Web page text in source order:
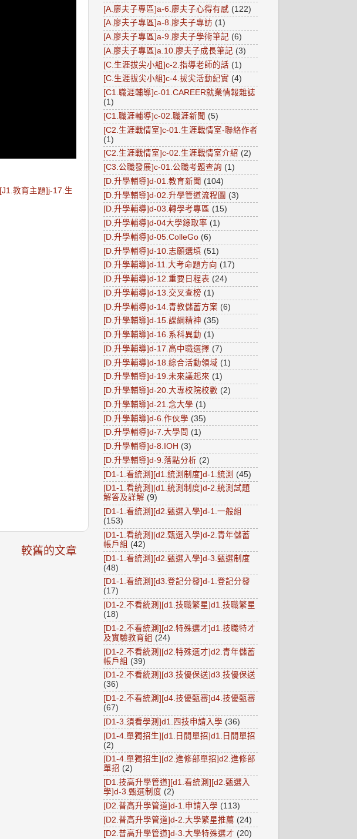
[J1.教育主題]j-17.生
較舊的文章
[A.廖夫子專區]a-6.廖夫子心得有感 (122)
[A.廖夫子專區]a-8.廖夫子專訪 (1)
[A.廖夫子專區]a-9.廖夫子學術筆記 (6)
[A.廖夫子專區]a.10.廖夫子成長筆記 (3)
[C.生涯拔尖小組]c-2.指導老師的話 (1)
[C.生涯拔尖小組]c-4.拔尖活動紀實 (4)
[C1.職涯輔導]c-01.CAREER就業情報雜誌
(1)
[C1.職涯輔導]c-02.職涯新聞 (5)
[C2.生涯戰情室]c-01.生涯戰情室-聯絡作者
(1)
[C2.生涯戰情室]c-02.生涯戰情室介紹 (2)
[C3.公職發展]c-01.公職考題查詢 (1)
[D.升學輔導]d-01.教育新聞 (104)
[D.升學輔導]d-02.升學管道流程圖 (3)
[D.升學輔導]d-03.轉學考專區 (15)
[D.升學輔導]d-04大學錄取率 (1)
[D.升學輔導]d-05.ColleGo (6)
[D.升學輔導]d-10.志願選填 (51)
[D.升學輔導]d-11.大考命題方向 (17)
[D.升學輔導]d-12.重要日程表 (24)
[D.升學輔導]d-13.交叉查榜 (1)
[D.升學輔導]d-14.青教儲蓄方案 (6)
[D.升學輔導]d-15.課綱精神 (35)
[D.升學輔導]d-16.系科異動 (1)
[D.升學輔導]d-17.高中職選擇 (7)
[D.升學輔導]d-18.綜合活動領域 (1)
[D.升學輔導]d-19.未來議起來 (1)
[D.升學輔導]d-20.大專校院校數 (2)
[D.升學輔導]d-21.念大學 (1)
[D.升學輔導]d-6.作伙學 (35)
[D.升學輔導]d-7.大學問 (1)
[D.升學輔導]d-8.IOH (3)
[D.升學輔導]d-9.落點分析 (2)
[D1-1.看統測][d1.統測制度]d-1.統測 (45)
[D1-1.看統測][d1.統測制度]d-2.統測試題
解答及詳解 (9)
[D1-1.看統測][d2.甄選入學]d-1.一般組
(153)
[D1-1.看統測][d2.甄選入學]d-2.青年儲蓄
帳戶組 (42)
[D1-1.看統測][d2.甄選入學]d-3.甄選制度
(48)
[D1-1.看統測][d3.登記分發]d-1.登記分發
(17)
[D1-2.不看統測][d1.技職繁星]d1.技職繁星
(18)
[D1-2.不看統測][d2.特殊選才]d1.技職特才
及實驗教育組 (24)
[D1-2.不看統測][d2.特殊選才]d2.青年儲蓄
帳戶組 (39)
[D1-2.不看統測][d3.技優保送]d3.技優保送
(36)
[D1-2.不看統測][d4.技優甄審]d4.技優甄審
(67)
[D1-3.須看學測]d1.四技申請入學 (36)
[D1-4.單獨招生][d1.日間單招]d1.日間單招
(2)
[D1-4.單獨招生][d2.進修部單招]d2.進修部
單招 (2)
[D1.技高升學管道][d1.看統測][d2.甄選入
學]d-3.甄選制度 (2)
[D2.普高升學管道]d-1.申請入學 (113)
[D2.普高升學管道]d-2.大學繁星推薦 (24)
[D2.普高升學管道]d-3.大學特殊選才 (20)